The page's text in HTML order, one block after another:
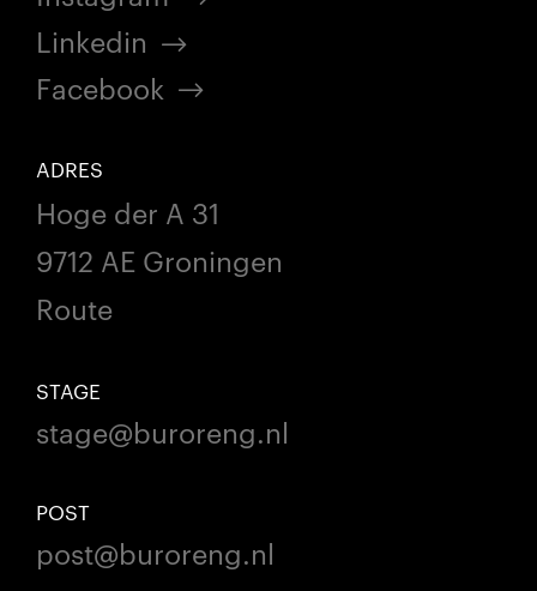
Linkedin
Facebook
ADRES
Hoge der A 31
9712 AE Groningen
Route
STAGE
stage@buroreng.nl
POST
post@buroreng.nl